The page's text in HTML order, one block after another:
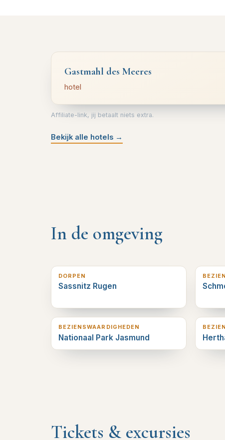
Gastmahl des Meeres
hotel
Affiliate-link, jij betaalt niets extra.
Bekijk alle hotels →
In de omgeving
DORPEN
Sassnitz Rugen
4 km verderop
BEZIENSWAARDIGHEDEN
Nationaal Park Jasmund
6 km
Tickets & excursies